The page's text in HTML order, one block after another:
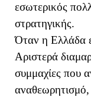
εσωτερικός
στρατηγικής.
Όταν η Ελλάδα
Αριστερά
συμμαχίες που